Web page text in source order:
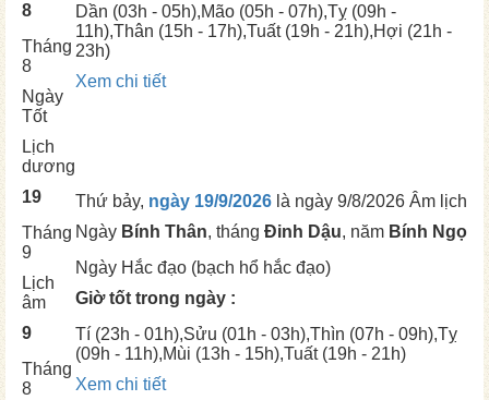
8
Tháng
8
Ngày
Tốt
Dần (03h - 05h),Mão (05h - 07h),Tỵ (09h -
11h),Thân (15h - 17h),Tuất(19h - 21h),Hợi (21h -
23h)
Xem chi tiết
Lịch
dương
19
Tháng
9
Lịch
âm
9
Tháng
8
Thứ bảy, ngày 19/9/2026 là ngày 9/8/2026 Âm lịch
Ngày Bính Thân, tháng Đinh Dậu, năm Bính Ngọ
Ngày Hắc đạo (bạch hổ hắc đạo)
Giờ tốt trong ngày :
Tí (23h - 01h),Sửu (01h - 03h),Thìn (07h - 09h),Tỵ
(09h - 11h),Mùi (13h - 15h),Tuất(19h - 21h)
Xem chi tiết